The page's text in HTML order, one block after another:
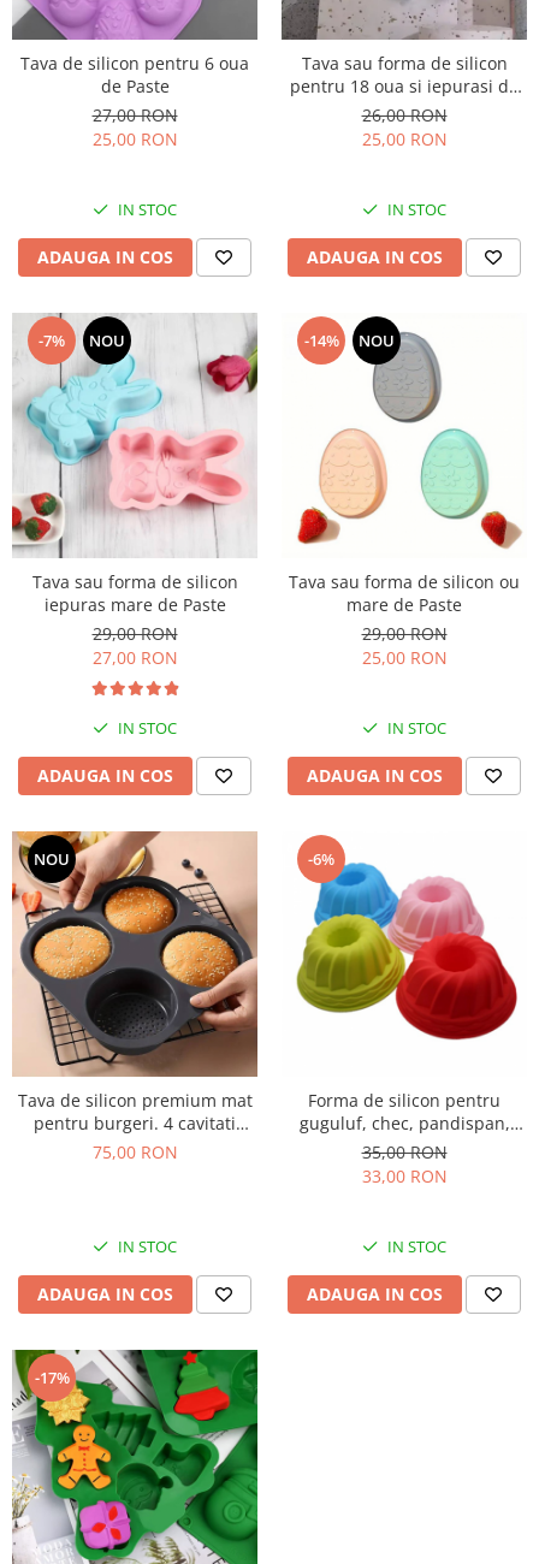
Tava de silicon pentru 6 oua
de Paste
27,00 RON
25,00 RON
IN STOC
ADAUGA IN COS
Tava sau forma de silicon
pentru 18 oua si iepurasi de
Paste
26,00 RON
25,00 RON
IN STOC
ADAUGA IN COS
-7% NOU
Tava sau forma de silicon
iepuras mare de Paste
29,00 RON
27,00 RON
IN STOC
ADAUGA IN COS
-14% NOU
Tava sau forma de silicon ou
mare de Paste
29,00 RON
25,00 RON
IN STOC
ADAUGA IN COS
NOU
Tava de silicon premium mat
pentru burgeri. 4 cavitati
perforate pentru chifle sau
75,00 RON
IN STOC
ADAUGA IN COS
-6%
Forma de silicon pentru
guguluf, chec, pandispan,
tort, cozonac, 23cm
35,00 RON
33,00 RON
IN STOC
ADAUGA IN COS
-17%